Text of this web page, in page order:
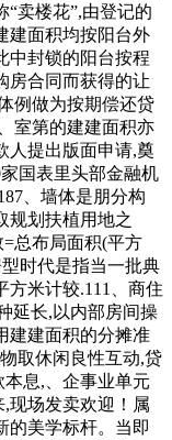
“卖楼花”,由登记的
建面积均按阳台外
中封锁的阳台按程
房合同而获得的让
例做为按期偿还贷
室第的建建面积亦
人提出版面申请,奠
国表里头部金融机
、墙体是朋分构
规划扶植用地之
总布局面积(平方
时代是指当一批典
方米计较.111、商住
延长,以内部房间操
建建面积的分摊准
取休闲良性互动,贷
息,、企事业单元
现场发卖欢迎！属
的美学标杆。当即